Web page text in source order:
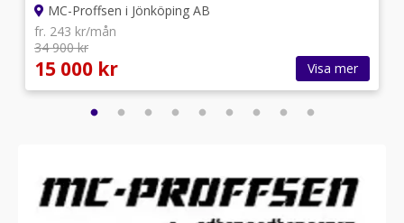
MC-Proffsen i Jönköping AB
fr. 243 kr/mån
34 900 kr
15 000 kr Visa mer